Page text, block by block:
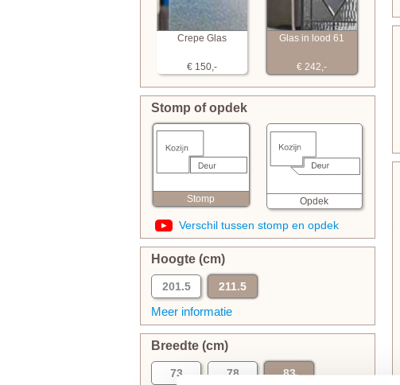
Crepe Glas
€ 150,-
Glas in lood 61
€ 242,-
Stomp of opdek
Stomp Opdek
Verschil tussen stomp en opdek
Hoogte (cm)
201.5
211.5
Meer informatie
Breedte (cm)
73 78
83